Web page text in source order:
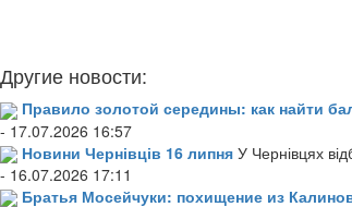
Другие новости:
Правило золотой середины: как найти
- 17.07.2026 16:57
Новини Чернівців 16 липня У Чернівцях
- 16.07.2026 17:11
Братья Мосейчуки: похищение из